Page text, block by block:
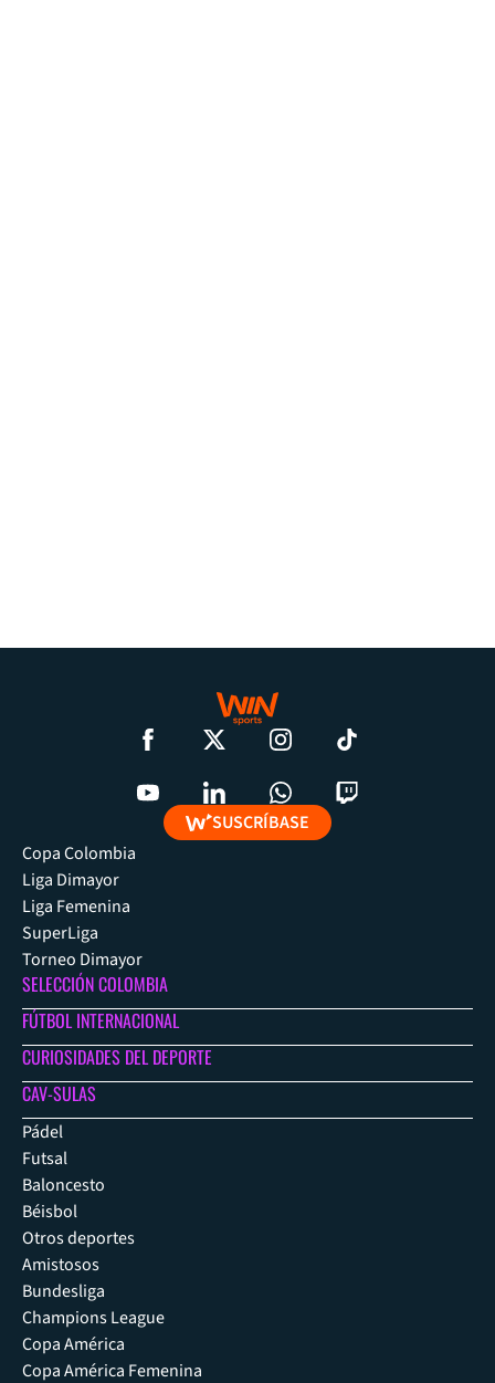
SUSCRÍBASE
Copa Colombia
Liga Dimayor
Liga Femenina
SuperLiga
Torneo Dimayor
SELECCIÓN COLOMBIA
FÚTBOL INTERNACIONAL
CURIOSIDADES DEL DEPORTE
CAV-SULAS
Pádel
Futsal
Baloncesto
Béisbol
Otros deportes
Amistosos
Bundesliga
Champions League
Copa América
Copa América Femenina